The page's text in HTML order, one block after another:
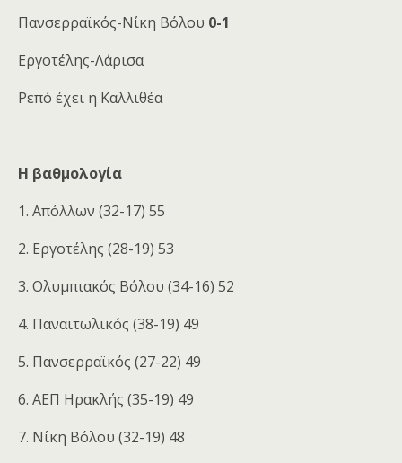
Πανσερραϊκός-Νίκη Βόλου 0-1
Εργοτέλης-Λάρισα
Ρεπό έχει η Καλλιθέα
Η βαθμολογία
1. Απόλλων (32-17) 55
2. Εργοτέλης (28-19) 53
3. Ολυμπιακός Βόλου (34-16) 52
4. Παναιτωλικός (38-19) 49
5. Πανσερραϊκός (27-22) 49
6. ΑΕΠ Ηρακλής (35-19) 49
7. Νίκη Βόλου (32-19) 48